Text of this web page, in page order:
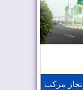
الطيران
مركب